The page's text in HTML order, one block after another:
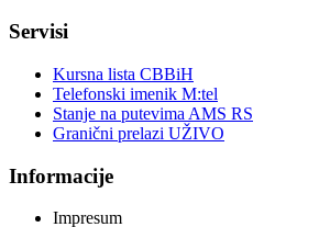
Servisi
Kursna lista CBBiH
Telefonski imenik M:tel
Stanje na putevima AMS RS
Granični prelazi UŽIVO
Informacije
Impresum